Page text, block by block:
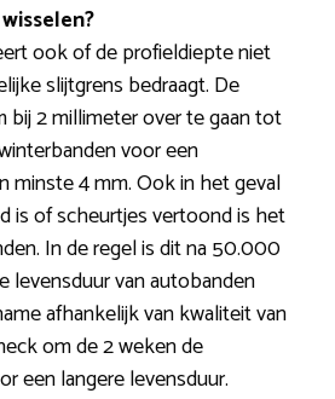
ook of de profieldiepte niet
slijtgrens bedraagt. De
bij 2 millimeter over te gaan tot
voor een
minste 4 mm. Ook in het geval
is of scheurtjes vertoond is het
In de regel is dit na 50.000
levensduur van autobanden
afhankelijk van kwaliteit van
om de 2 weken de
een langere levensduur.